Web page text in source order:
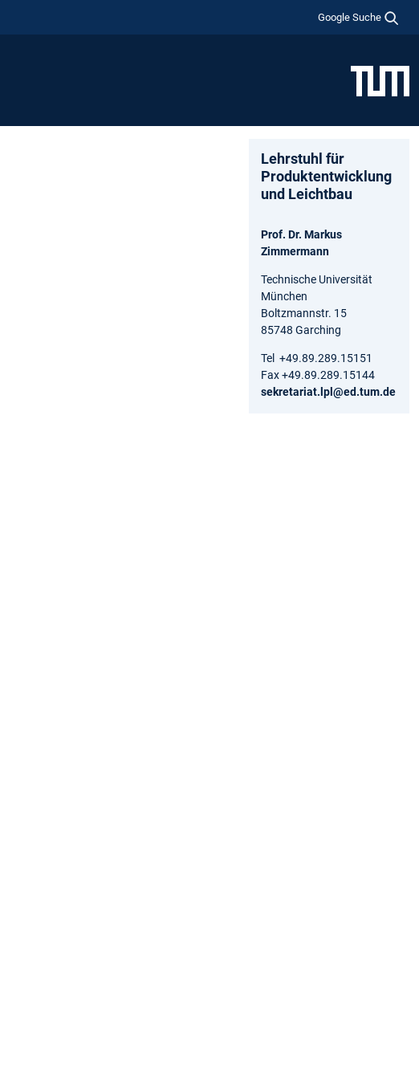
Google Suche
Lehrstuhl für
Produktentwicklung
und Leichtbau
Prof. Dr. Markus
Zimmermann
Technische Universität
München
Boltzmannstr. 15
85748 Garching
Tel +49.89.289.15151
Fax +49.89.289.15144
sekretariat.lpl@ed.tum.de